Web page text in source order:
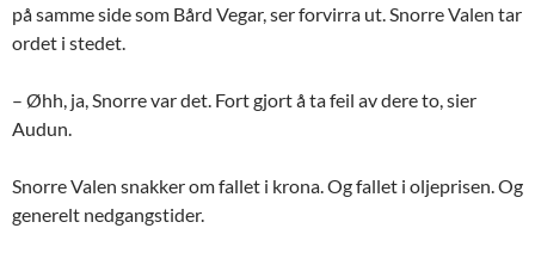
på samme side som Bård Vegar, ser forvirra ut. Snorre Valen tar
ordet i stedet.
– Øhh, ja, Snorre var det. Fort gjort å ta feil av dere to, sier
Audun.
Snorre Valen snakker om fallet i krona. Og fallet i oljeprisen. Og
generelt nedgangstider.